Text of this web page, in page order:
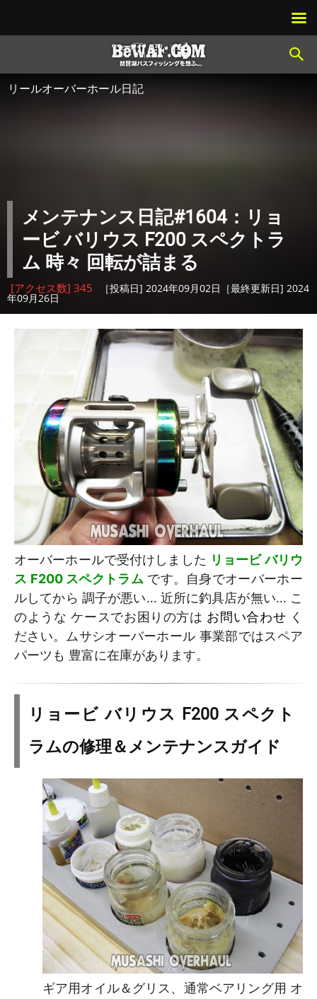
リールオーバーホール日記
メンテナンス日記#1604：リョ
ービ バリウス F200 スペクトラ
ム 時々 回転が詰まる
[アクセス数] 345 ［投稿日] 2024年09月02日［最終更新日] 2024
年09月26日
オーバーホールで受付けしました リョービ バリウ
ス F200 スペクトラム です。自身でオーバーホー
ルしてから 調子が悪い… 近所に釣具店が無い… こ
のような ケースでお困りの方は お問い合わせ く
ださい。ムサシオーバーホール 事業部ではスペア
パーツも 豊富に在庫があります。
リョービ バリウス F200 スペクト
ラムの修理＆メンテナンスガイド
ギア用オイル＆グリス、通常ベアリング用 オ